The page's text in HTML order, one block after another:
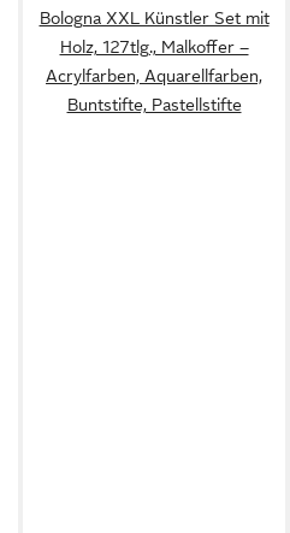
Bologna XXL Künstler Set mit
Holz, 127tlg., Malkoffer –
Acrylfarben, Aquarellfarben,
Buntstifte, Pastellstifte